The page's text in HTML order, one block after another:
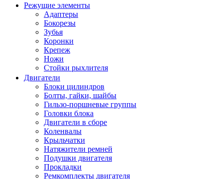
Режущие элементы
Адаптеры
Бокорезы
Зубья
Коронки
Крепеж
Ножи
Стойки рыхлителя
Двигатели
Блоки цилиндров
Болты, гайки, шайбы
Гильзо-поршневые группы
Головки блока
Двигатели в сборе
Коленвалы
Крыльчатки
Натяжители ремней
Подушки двигателя
Прокладки
Ремкомплекты двигателя